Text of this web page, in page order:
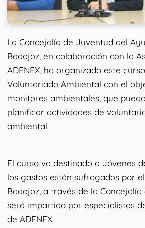
La Concejalía de Juventud del
Badajoz, en colaboración con la
ADENEX, ha organizado este
Voluntariado Ambiental con el
monitores ambientales, que
planificar actividades de
ambiental.
El curso va destinado a Jóvenes
los gastos están sufragados por
Badajoz, a través de la
será impartido por especialistas
de ADENEX.